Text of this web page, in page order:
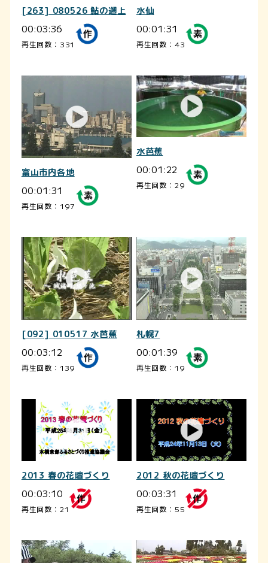
[263] 080526 鮎の遡上
00:03:36
再生回数：331
水仙
00:01:31
再生回数：43
富山市内各地
00:01:31
再生回数：197
水芭蕉
00:01:22
再生回数：29
[092] 010517 水芭蕉
00:03:12
再生回数：139
札幌7
00:01:39
再生回数：19
2013 春の花壇づくり
00:03:10
再生回数：21
2012 秋の花壇づくり
00:03:31
再生回数：55